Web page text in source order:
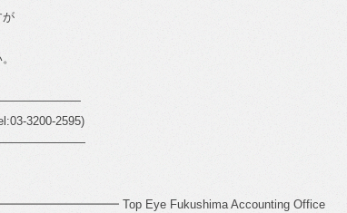
が
3200-2595)
Top Eye Fukushima Accounting Office